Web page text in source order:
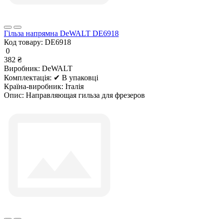
Гільза напрямна DeWALT DE6918
Код товару: DE6918
0
382 ₴
Виробник: DeWALT
Комплектація: ✔ В упаковці
Країна-виробник: Італія
Опис: Направляющая гильза для фрезеров